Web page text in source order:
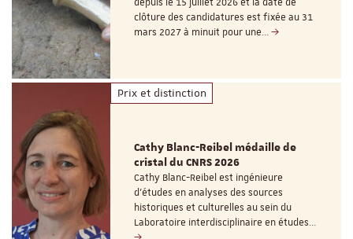
clôture des candidatures est fixée au 31
mars 2027 à minuit pour une…
Prix et distinction
Cathy Blanc-Reibel médaille de
cristal du CNRS 2026
Cathy Blanc-Reibel est ingénieure
d’études en analyses des sources
historiques et culturelles au sein du
Laboratoire interdisciplinaire en études…